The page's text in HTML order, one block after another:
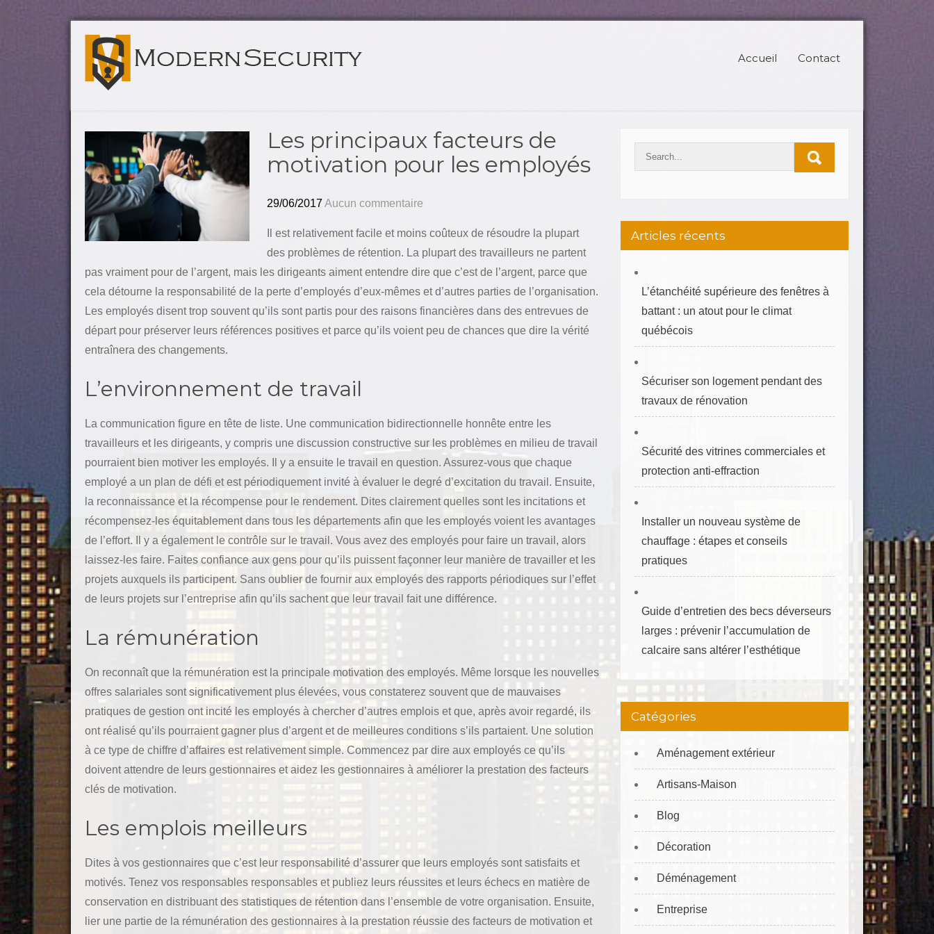
Accueil Contact
Les principaux facteurs de
motivation pour les employés
29/06/2017 Aucun commentaire
Il est relativement facile et moins coûteux de résoudre la plupart
des problèmes de rétention. La plupart des travailleurs ne partent
pas vraiment pour de l’argent, mais les dirigeants aiment entendre dire que c’est de l’argent, parce que
cela détourne la responsabilité de la perte d’employés d’eux-mêmes et d’autres parties de l’organisation.
Les employés disent trop souvent qu’ils sont partis pour des raisons financières dans des entrevues de
départ pour préserver leurs références positives et parce qu’ils voient peu de chances que dire la vérité
entraînera des changements.
L’environnement de travail
La communication figure en tête de liste. Une communication bidirectionnelle honnête entre les
travailleurs et les dirigeants, y compris une discussion constructive sur les problèmes en milieu de travail
pourraient bien motiver les employés. Il y a ensuite le travail en question. Assurez-vous que chaque
employé a un plan de défi et est périodiquement invité à évaluer le degré d’excitation du travail. Ensuite,
la reconnaissance et la récompense pour le rendement. Dites clairement quelles sont les incitations et
récompensez-les équitablement dans tous les départements afin que les employés voient les avantages
de l’effort. Il y a également le contrôle sur le travail. Vous avez des employés pour faire un travail, alors
laissez-les faire. Faites confiance aux gens pour qu’ils puissent façonner leur manière de travailler et les
projets auxquels ils participent. Sans oublier de fournir aux employés des rapports périodiques sur l’effet
de leurs projets sur l’entreprise afin qu’ils sachent que leur travail fait une différence.
La rémunération
On reconnaît que la rémunération est la principale motivation des employés. Même lorsque les nouvelles
offres salariales sont significativement plus élevées, vous constaterez souvent que de mauvaises
pratiques de gestion ont incité les employés à chercher d’autres emplois et que, après avoir regardé, ils
ont réalisé qu’ils pourraient gagner plus d’argent et de meilleures conditions s’ils partaient. Une solution
à ce type de chiffre d’affaires est relativement simple. Commencez par dire aux employés ce qu’ils
doivent attendre de leurs gestionnaires et aidez les gestionnaires à améliorer la prestation des facteurs
clés de motivation.
Les emplois meilleurs
Dites à vos gestionnaires que c’est leur responsabilité d’assurer que leurs employés sont satisfaits et
motivés. Tenez vos responsables responsables et publiez leurs réussites et leurs échecs en matière de
conservation en distribuant des statistiques de rétention dans l’ensemble de votre organisation. Ensuite,
lier une partie de la rémunération des gestionnaires à la prestation réussie des facteurs de motivation et
Articles récents
L’étanchéité supérieure des fenêtres à
battant : un atout pour le climat
québécois
Sécuriser son logement pendant des
travaux de rénovation
Sécurité des vitrines commerciales et
protection anti‑effraction
Installer un nouveau système de
chauffage : étapes et conseils
pratiques
Guide d’entretien des becs déverseurs
larges : prévenir l’accumulation de
calcaire sans altérer l’esthétique
Catégories
Aménagement extérieur
Artisans-Maison
Blog
Décoration
Déménagement
Entreprise